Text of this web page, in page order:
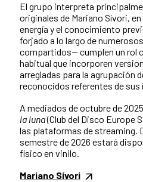
El grupo interpreta
originales de Mariano Sívori,
energía y el conocimiento
forjado a lo largo de
compartidos— cumplen un rol
habitual que incorporen
arregladas para la agrupación
reconocidos referentes de sus
A mediados de octubre de
la luna(Club del Disco Europe
las plataformas de streaming.
semestre de 2026 estará
físico en vinilo.
Mariano Sívori